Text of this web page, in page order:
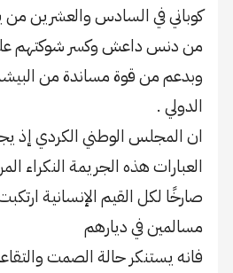
كوباني في السادس والعشرين من
من دنس داعش وكسر شوكتهم على
وبدعم من قوة مساندة من
الدولي .
ان المجلس الوطني الكردي إذ
العبارات هذه الجريمة النكراء
صارخًا لكل القيم الإنسانية
مسالمين في ديارهم
فانه يستنكر حالة الصمت